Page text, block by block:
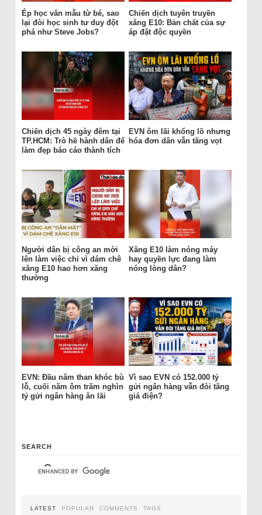
Ép học văn mẫu từ bé, sao
lại đòi học sinh tư duy đột
phá như Steve Jobs?
Chiến dịch tuyên truyền
xăng E10: Bản chất của sự
áp đặt độc quyền
Chiến dịch 45 ngày đêm tại
TP.HCM: Trò hề hành dân để
làm đẹp báo cáo thành tích
EVN ôm lãi khổng lồ nhưng
hóa đơn dân vẫn tăng vọt
Người dân bị công an mời
lên làm việc chỉ vì dám chê
xăng E10 hao hơn xăng
thường
Xăng E10 làm nóng máy
hay quyền lực đang làm
nóng lòng dân?
EVN: Đầu năm than khóc bù
lỗ, cuối năm ôm trăm nghìn
tỷ gửi ngân hàng ăn lãi
Vì sao EVN có 152.000 tỷ
gửi ngân hàng vẫn đòi tăng
giá điện?
SEARCH
LATEST POPULAR COMMENTS TAGS